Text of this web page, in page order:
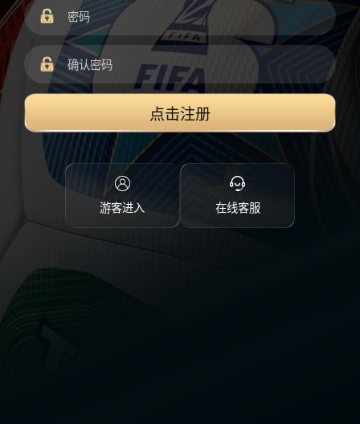
点击注册
游客进入 在线客服